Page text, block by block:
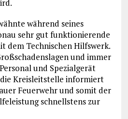
während seines
sehr gut funktionierende
dem Technischen Hilfswerk.
und immer
und Spezialgerät
Kreisleitstelle informiert
Feuerwehr und somit der
schnellstens zur